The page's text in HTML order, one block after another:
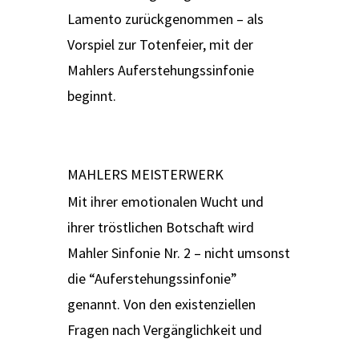
Lamento zurückgenommen – als
Vorspiel zur Totenfeier, mit der
Mahlers Auferstehungssinfonie
beginnt.
MAHLERS MEISTERWERK
Mit ihrer emotionalen Wucht und
ihrer tröstlichen Botschaft wird
Mahler Sinfonie Nr. 2 – nicht umsonst
die “Auferstehungssinfonie”
genannt. Von den existenziellen
Fragen nach Vergänglichkeit und